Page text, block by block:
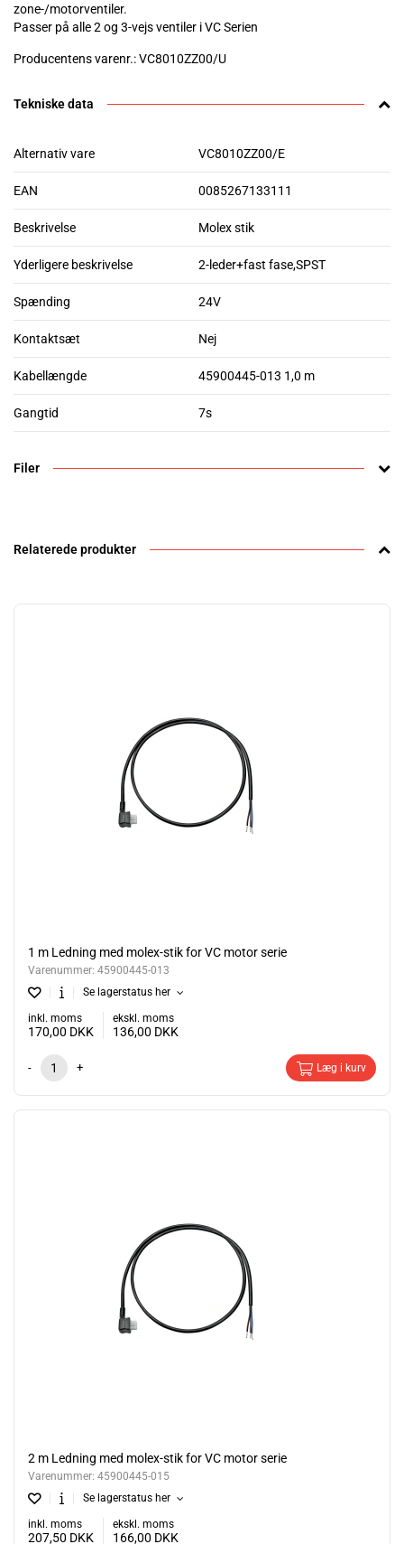
zone-/motorventiler.
Passer på alle 2 og 3-vejs ventiler i VC Serien
Producentens varenr.: VC8010ZZ00/U
Tekniske data
Alternativ vare VC8010ZZ00/E
EAN 0085267133111
Beskrivelse Molex stik
Yderligere beskrivelse 2-leder+fast fase,SPST
Spænding 24V
Kontaktsæt Nej
Kabellængde 45900445-013 1,0 m
Gangtid 7s
Filer
Relaterede produkter
1 m Ledning med molex-stik for VC motor serie
Varenummer: 45900445-013
Se lagerstatus her
inkl. moms
170,00 DKK
ekskl. moms
136,00 DKK
- + Læg i kurv
2 m Ledning med molex-stik for VC motor serie
Varenummer: 45900445-015
Se lagerstatus her
inkl. moms
207,50 DKK
ekskl. moms
166,00 DKK